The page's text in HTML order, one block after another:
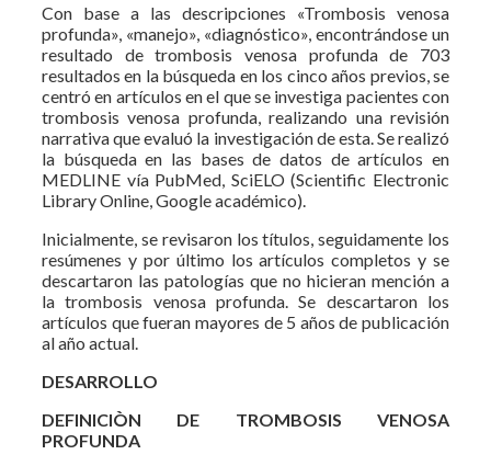
Con base a las descripciones «Trombosis venosa
profunda», «manejo», «diagnóstico», encontrándose un
resultado de trombosis venosa profunda de 703
resultados en la búsqueda en los cinco años previos, se
centró en artículos en el que se investiga pacientes con
trombosis venosa profunda, realizando una revisión
narrativa que evaluó la investigación de esta. Se realizó
la búsqueda en las bases de datos de artículos en
MEDLINE vía PubMed, SciELO (Scientific Electronic
Library Online, Google académico).
Inicialmente, se revisaron los títulos, seguidamente los
resúmenes y por último los artículos completos y se
descartaron las patologías que no hicieran mención a
la trombosis venosa profunda. Se descartaron los
artículos que fueran mayores de 5 años de publicación
al año actual.
DESARROLLO
DEFINICIÒN DE TROMBOSIS VENOSA
PROFUNDA